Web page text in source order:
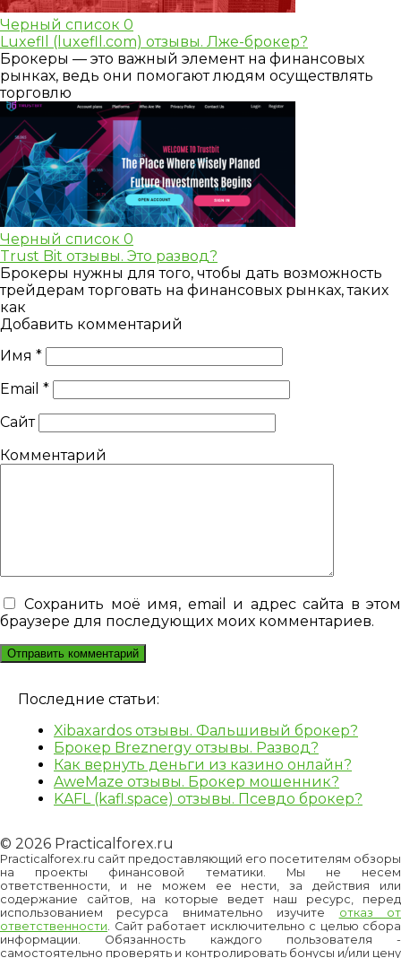
Черный список 0
Luxefll (luxefll.com) отзывы. Лже-брокер?
Брокеры — это важный элемент на финансовых
рынках, ведь они помогают людям осуществлять
торговлю
Черный список 0
Trust Bit отзывы. Это развод?
Брокеры нужны для того, чтобы дать возможность
трейдерам торговать на финансовых рынках, таких
как
Добавить комментарий
Имя *
Email *
Сайт
Комментарий
Сохранить моё имя, email и адрес сайта в этом
браузере для последующих моих комментариев.
Последние статьи:
Xibaxardos отзывы. Фальшивый брокер?
Брокер Breznergy отзывы. Развод?
Как вернуть деньги из казино онлайн?
AweMaze отзывы. Брокер мошенник?
KAFL (kafl.space) отзывы. Псевдо брокер?
© 2026 Practicalforex.ru
Practicalforex.ru сайт предоставляющий его посетителям обзоры
на проекты финансовой тематики. Мы не несем
ответственности, и не можем ее нести, за действия или
содержание сайтов, на которые ведет наш ресурс, перед
использованием ресурса внимательно изучите отказ от
ответственности. Сайт работает исключительно с целью сбора
информации. Обязанность каждого пользователя -
самостоятельно проверять и контролировать бонусы и/или цену